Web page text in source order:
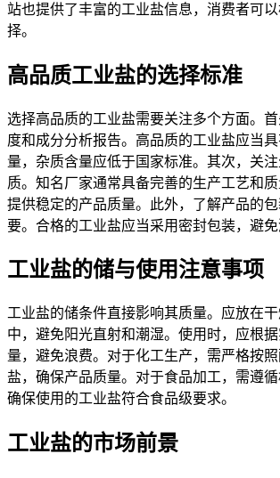
站也提供了丰富的工业盐信息，消费者可
择。
高品质工业盐的选择标准
选择高品质的工业盐需要关注多个方面。
度和成分分析报告。高品质的工业盐应当
量，杂质含量应低于国家标准。其次，关
质。知名厂家通常具备完善的生产工艺和
提供稳定的产品质量。此外，了解产品的
要。合格的工业盐应当采用密封包装，避免
工业盐的储与使用注意事项
工业盐的储条件直接影响其质量。应放在
中，避免阳光直射和潮湿。使用时，应根
量，避免浪费。对于化工生产，需严格按
盐，确保产品质量。对于食品加工，需遵循
确保使用的工业盐符合食品级要求。
工业盐的市场前景